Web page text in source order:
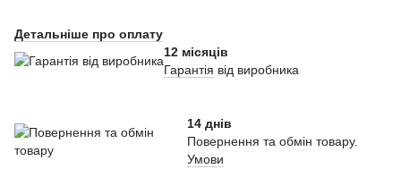
Детальніше про оплату
12 місяців
Гарантія від виробника
14 днів
Повернення та обмін товару.
Умови